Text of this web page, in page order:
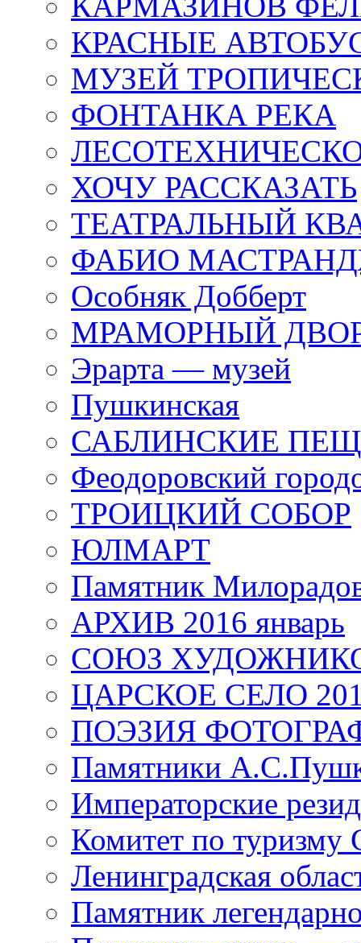
КРАСНЫЕ
МУЗЕЙ
ФОНТАНКА РЕКА
ХОЧУ РАССКАЗАТЬ
ТЕАТРАЛЬНЫЙ
ФАБИО
Особняк Добберт
МРАМОРНЫЙ
Эрарта — музей
Пушкинская
САБЛИНСКИЕ
Феодоровский
ТРОИЦКИЙ СОБОР
ЮЛМАРТ
Памятник
АРХИВ 2016 январь
СОЮЗ
ЦАРСКОЕ СЕЛО
ПОЭЗИЯ
Памятники
Императорские
Комитет по туризму
Ленинградская
Памятник